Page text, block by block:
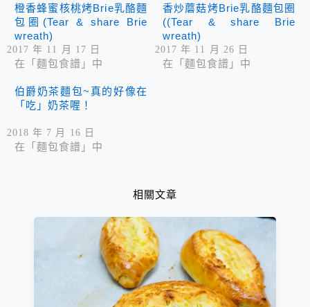
橙香蜂蜜核桃烤Brie乳酪麵
包圈(Tear & share Brie
wreath)
2017 年 11 月 17 日
在「麵包食譜」中
香炒蘑菇烤Brie乳酪麵包圈
((Tear & share Brie
wreath)
2017 年 11 月 26 日
在「麵包食譜」中
伯爵奶茶麵包~真的好像在
「吃」奶茶喔！
2018 年 7 月 16 日
在「麵包食譜」中
相關文章